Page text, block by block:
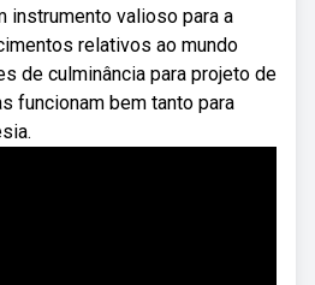
instrumento valioso para a
relativos ao mundo
de culminância para projeto de
funcionam bem tanto para